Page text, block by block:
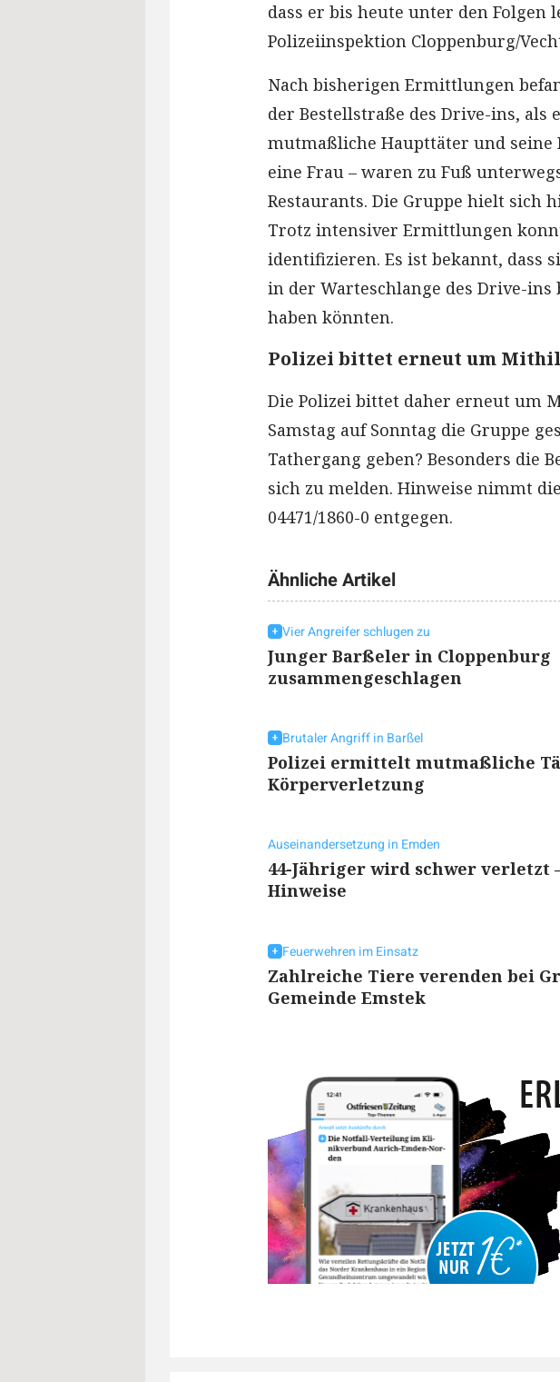
dass er bis heute unter den Folgen
Polizeiinspektion Cloppenburg/
Nach bisherigen Ermittlungen
der Bestellstraße des Drive-ins, als
mutmaßliche Haupttäter und
eine Frau – waren zu Fuß
Restaurants. Die Gruppe hielt sich
Trotz intensiver Ermittlungen
identifizieren. Es ist bekannt, dass
in der Warteschlange des Drive-ins
haben könnten.
Polizei bittet erneut um
Die Polizei bittet daher erneut um
Samstag auf Sonntag die Gruppe
Tathergang geben? Besonders die
sich zu melden. Hinweise nimmt
04471/1860-0 entgegen.
Ähnliche Artikel
Vier Angreifer schlugen zu
Junger Barßeler in Cloppenburg
zusammengeschlagen
Brutaler Angriff in Barßel
Polizei ermittelt mutmaßliche
Körperverletzung
Auseinandersetzung in Emden
44-Jähriger wird schwer verletzt
Hinweise
Feuerwehren im Einsatz
Zahlreiche Tiere verenden bei
Gemeinde Emstek